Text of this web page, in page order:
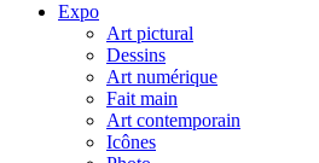
Expo
Art pictural
Dessins
Art numérique
Fait main
Art contemporain
Icônes